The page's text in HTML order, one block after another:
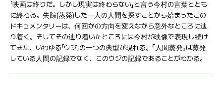
「映画は終りだ。しかし現実は終わらない」と言う今村の言葉ととも
に終わる。失踪(蒸発)した一人の人間を探すことから始まったこの
ドキュメンタリーは、何回かの方向を変えながら意外なところに辿
り着く。そしてその辿り着いたところには今村が映像で表現し続け
てきた、いわゆる「ウジ」の一つの典型が現れる。『人間蒸発』は蒸発
している人間の記録でなく、このウジの記録であることがわかる。